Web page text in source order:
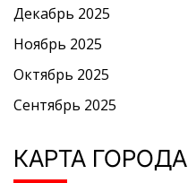
Декабрь 2025
Ноябрь 2025
Октябрь 2025
Сентябрь 2025
КАРТА ГОРОДА